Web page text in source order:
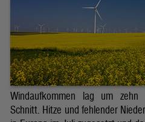
Windaufkommen lag um zehn
Schnitt. Hitze und fehlender